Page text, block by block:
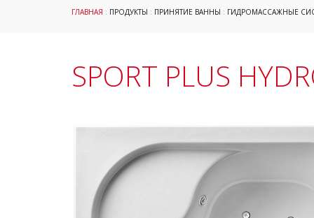
ГЛАВНАЯ : ПРОДУКТЫ : ПРИНЯТИЕ ВАННЫ : ГИДРОМАССАЖНЫЕ
SPORT PLUS